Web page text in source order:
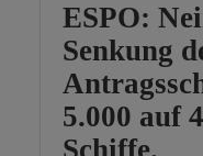
ESPO:
Senkung
5.000 auf
Schiffe.